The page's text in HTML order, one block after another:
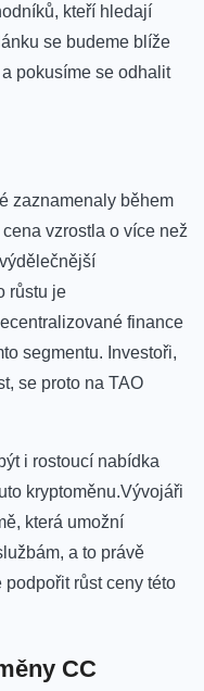
kteří hledají
se budeme blíže‍
pokusíme se odhalit
zaznamenaly‍ během
vzrostla ⁣o více než
růstu je
finance
segmentu. Investoři,
se proto na TAO
i rostoucí‌ nabídka
kryptoměnu.Vývojáři⁢
která umožní
‍a to právě
podpořit ‌růst⁤ ceny této
CC